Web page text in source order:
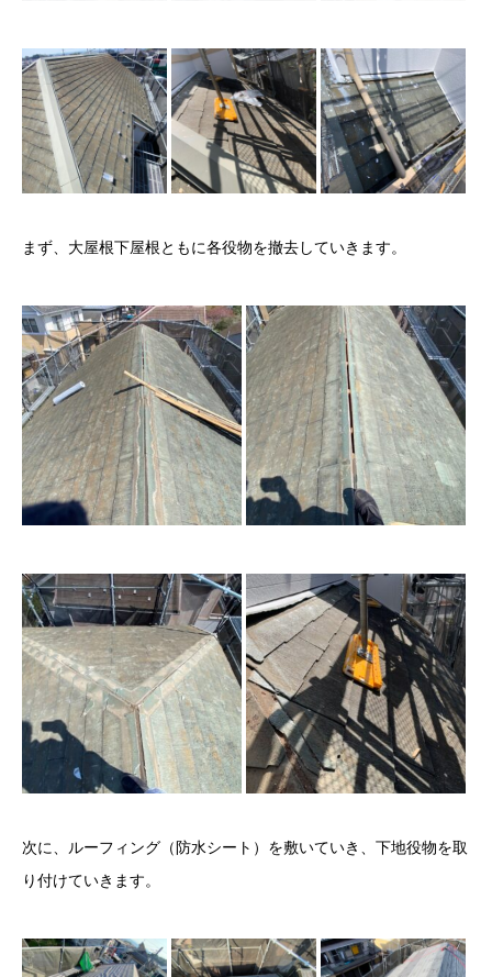
まず、大屋根下屋根ともに各役物を撤去していきます。
次に、ルーフィング（防水シート）を敷いていき、下地役物を取
り付けていきます。